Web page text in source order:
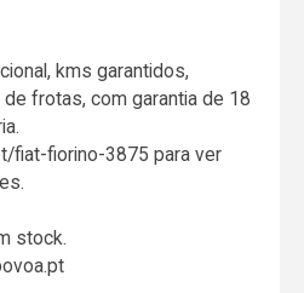
kms garantidos,
frotas, com garantia de 18
fiat-fiorino-3875 para ver
stock.